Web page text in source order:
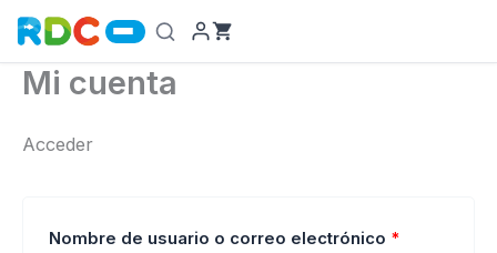
contenido
Mi cuenta
Acceder
Nombre de usuario o correo electrónico *